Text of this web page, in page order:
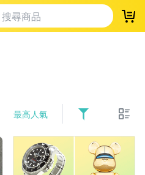
登
最高人氣